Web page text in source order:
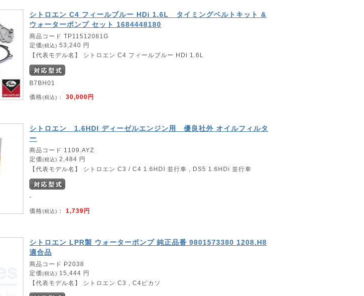
シトロエン C4 フィールブルー HDi 1.6L タイミングベルトキット &
ウォーターポンプ セット 1684448180
商品コード TP11512061G
定価(税込) 53,240 円
【代表モデル名】 シトロエン C4 フィールブルー HDi 1.6L
B7BH01
価格(税込) ： 30,000円
シトロエン 1.6HDI ディーゼルエンジン用 優良社外 オイルフィルタ
ー
商品コード 1109.AYZ
定価(税込) 2,484 円
【代表モデル名】 シトロエン C3 / C4 1.6HDI 並行車 , DS5 1.6HDi 並行車
-
価格(税込) ： 1,739円
シトロエン LPR製 ウォーターポンプ 純正品番 9801573380 1208.H8
適合品
商品コード P2038
定価(税込) 15,444 円
【代表モデル名】 シトロエン C3 , C4ピカソ